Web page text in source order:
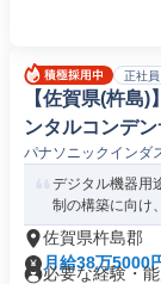
正社員
【佐賀県(杵島
ンタルコンデ
パナソニックインダ
デジタル機器用
制の構築に向け
佐賀県杵島郡
月給38万5000
必要な経験・